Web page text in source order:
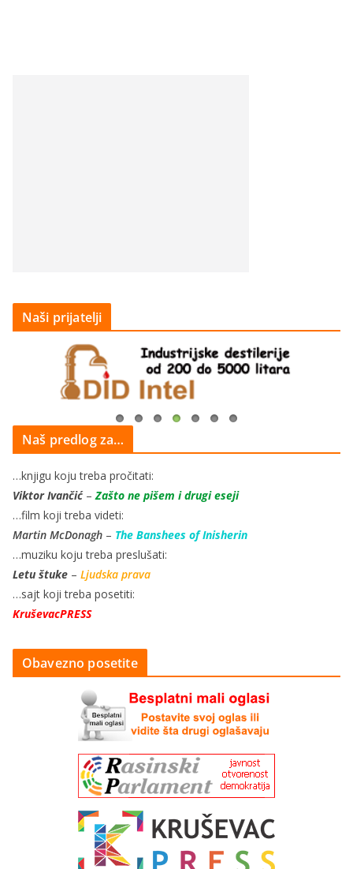
Naši prijatelji
Naš predlog za…
…knjigu koju treba pročitati:
Viktor Ivančić–Zašto ne pišem i drugi eseji
…film koji treba videti:
Martin McDonagh – The Banshees of Inisherin
…muziku koju treba preslušati:
Letu štuke – Ljudska prava
…sajt koji treba posetiti:
KruševacPRESS
Obavezno posetite